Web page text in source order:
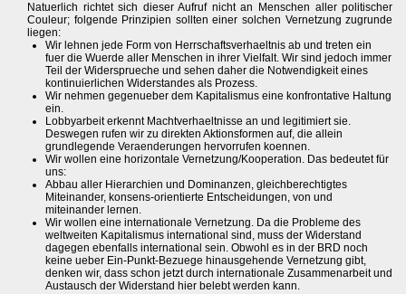
Natuerlich richtet sich dieser Aufruf nicht an Menschen aller politischer
Couleur; folgende Prinzipien sollten einer solchen Vernetzung zugrunde
liegen:
Wir lehnen jede Form von Herrschaftsverhaeltnis ab und treten ein
fuer die Wuerde aller Menschen in ihrer Vielfalt. Wir sind jedoch immer
Teil der Widersprueche und sehen daher die Notwendigkeit eines
kontinuierlichen Widerstandes als Prozess.
Wir nehmen gegenueber dem Kapitalismus eine konfrontative Haltung
ein.
Lobbyarbeit erkennt Machtverhaeltnisse an und legitimiert sie.
Deswegen rufen wir zu direkten Aktionsformen auf, die allein
grundlegende Veraenderungen hervorrufen koennen.
Wir wollen eine horizontale Vernetzung/Kooperation. Das bedeutet für
uns:
Abbau aller Hierarchien und Dominanzen, gleichberechtigtes
Miteinander, konsens-orientierte Entscheidungen, von und
miteinander lernen.
Wir wollen eine internationale Vernetzung. Da die Probleme des
weltweiten Kapitalismus international sind, muss der Widerstand
dagegen ebenfalls international sein. Obwohl es in der BRD noch
keine ueber Ein-Punkt-Bezuege hinausgehende Vernetzung gibt,
denken wir, dass schon jetzt durch internationale Zusammenarbeit und
Austausch der Widerstand hier belebt werden kann.